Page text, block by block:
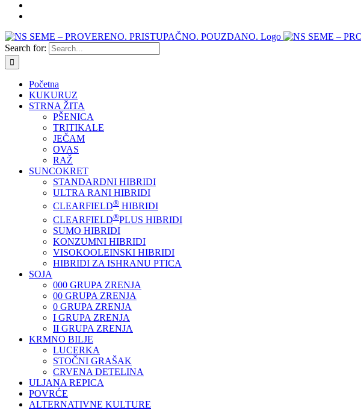
Search for:
Početna
KUKURUZ
STRNA ŽITA
PŠENICA
TRITIKALE
JEČAM
OVAS
RAŽ
SUNCOKRET
STANDARDNI HIBRIDI
ULTRA RANI HIBRIDI
CLEARFIELD® HIBRIDI
CLEARFIELD®PLUS HIBRIDI
SUMO HIBRIDI
KONZUMNI HIBRIDI
VISOKOOLEINSKI HIBRIDI
HIBRIDI ZA ISHRANU PTICA
SOJA
000 GRUPA ZRENJA
00 GRUPA ZRENJA
0 GRUPA ZRENJA
I GRUPA ZRENJA
II GRUPA ZRENJA
KRMNO BILJE
LUCERKA
STOČNI GRAŠAK
CRVENA DETELINA
ULJANA REPICA
POVRĆE
ALTERNATIVNE KULTURE